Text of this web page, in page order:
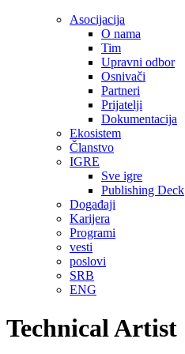
Asocijacija
O nama
Tim
Upravni odbor
Osnivači
Partneri
Prijatelji
Dokumentacija
Ekosistem
Članstvo
IGRE
Sve igre
Publishing Deck
Događaji
Karijera
Programi
vesti
poslovi
SRB
ENG
Technical Artist